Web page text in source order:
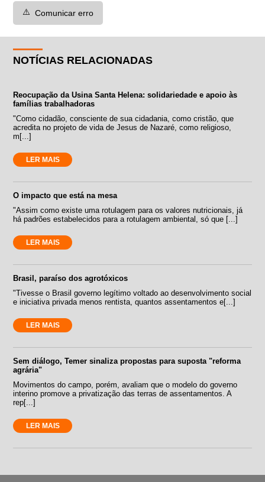
⚠️ Comunicar erro
NOTÍCIAS RELACIONADAS
Reocupação da Usina Santa Helena: solidariedade e apoio às
famílias trabalhadoras
"Como cidadão, consciente de sua cidadania, como cristão, que
acredita no projeto de vida de Jesus de Nazaré, como religioso,
m[...]
LER MAIS
O impacto que está na mesa
"Assim como existe uma rotulagem para os valores nutricionais, já
há padrões estabelecidos para a rotulagem ambiental, só que [...]
LER MAIS
Brasil, paraíso dos agrotóxicos
"Tivesse o Brasil governo legítimo voltado ao desenvolvimento social
e iniciativa privada menos rentista, quantos assentamentos e[...]
LER MAIS
Sem diálogo, Temer sinaliza propostas para suposta "reforma
agrária"
Movimentos do campo, porém, avaliam que o modelo do governo
interino promove a privatização das terras de assentamentos. A
rep[...]
LER MAIS